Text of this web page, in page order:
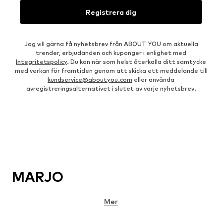
Registrera dig
Jag vill gärna få nyhetsbrev från ABOUT YOU om aktuella
trender, erbjudanden och kuponger i enlighet med
Integritetspolicy. Du kan när som helst återkalla ditt samtycke
med verkan för framtiden genom att skicka ett meddelande till
kundservice@aboutyou.com eller använda
avregistreringsalternativet i slutet av varje nyhetsbrev.
MARJO
Mer